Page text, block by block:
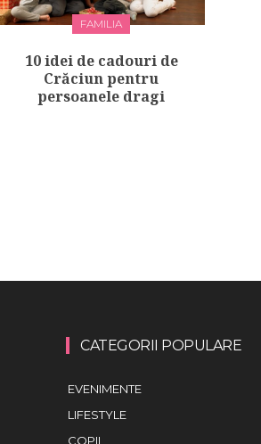
FAMILIA
10 idei de cadouri de
Crăciun pentru
persoanele dragi
CATEGORII POPULARE
EVENIMENTE
LIFESTYLE
COPII